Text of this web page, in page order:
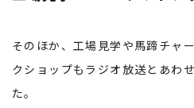
そのほか、工場見学や馬蹄チャ
クショップもラジオ放送とあわ
た。